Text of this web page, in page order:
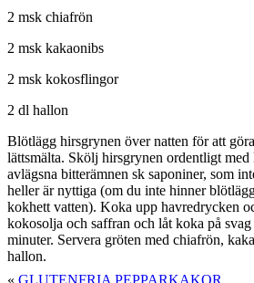
2 msk chiafrön
2 msk kakaonibs
2 msk kokosflingor
2 dl hallon
Blötlägg hirsgrynen över natten för att
lättsmälta. Skölj hirsgrynen ordentligt
avlägsna bitterämnen sk saponiner, som
heller är nyttiga (om du inte hinner
kokhett vatten). Koka upp havredrycken
kokosolja och saffran och låt koka på
minuter. Servera gröten med chiafrön,
hallon.
« GLUTENFRIA PEPPARKAKOR